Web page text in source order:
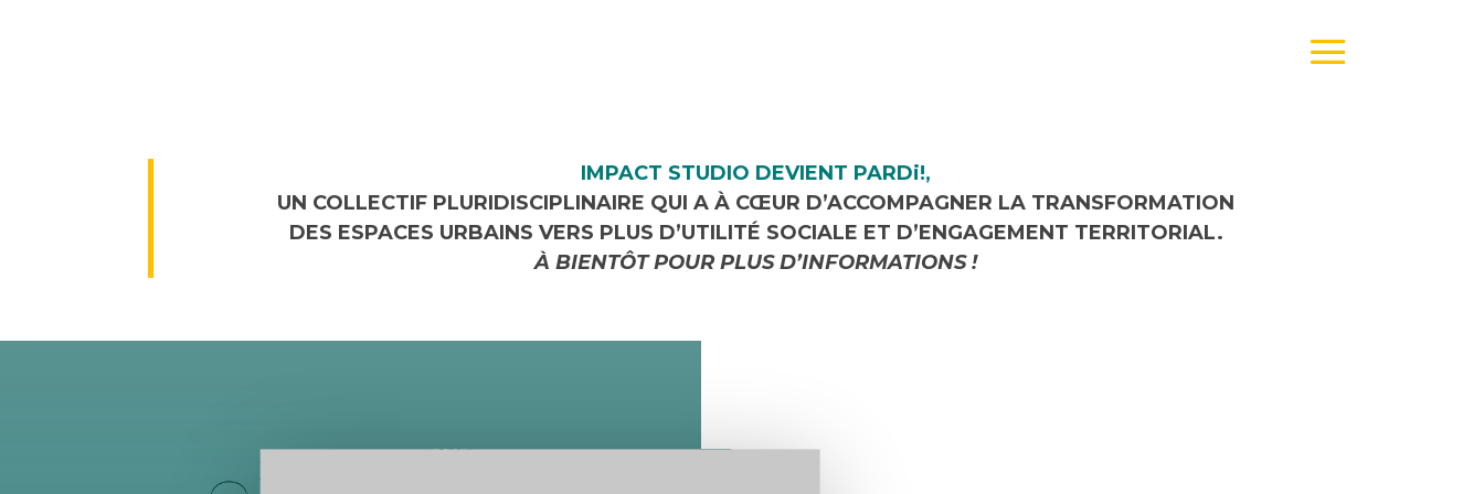
IMPACT STUDIO DEVIENT PARDi!,
UN COLLECTIF PLURIDISCIPLINAIRE QUI A À CŒUR D’ACCOMPAGNER LA TRANSFORMATION
DES ESPACES URBAINS VERS PLUS D’UTILITÉ SOCIALE ET D’ENGAGEMENT TERRITORIAL.
À BIENTÔT POUR PLUS D’INFORMATIONS !